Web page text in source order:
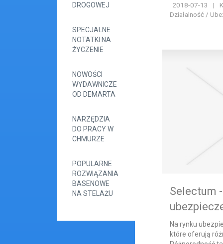
DROGOWEJ
SPECJALNE
NOTATKI NA
ŻYCZENIE
NOWOŚCI
WYDAWNICZE
OD DEMARTA
NARZĘDZIA
DO PRACY W
CHMURZE
POPULARNE
ROZWIĄZANIA
BASENOWE
NA STELAŻU
2018-07-13 |
Działalność /
Selectum
Na rynku
które oferują